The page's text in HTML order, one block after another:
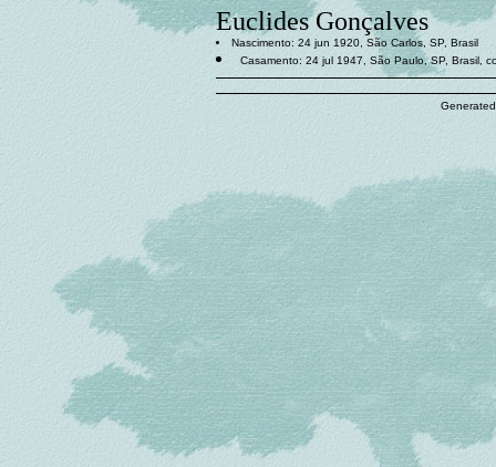
Euclides Gonçalves
Nascimento: 24 jun 1920, São Carlos, SP, Brasil
Casamento: 24 jul 1947, São Paulo, SP, Brasil,